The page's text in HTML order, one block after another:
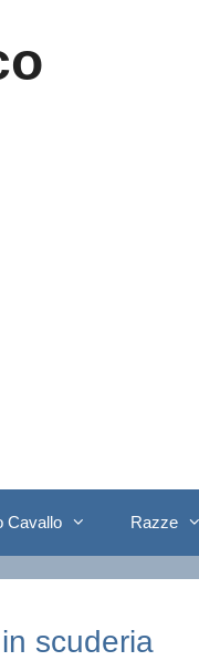
Cavallo Razze
scuderia